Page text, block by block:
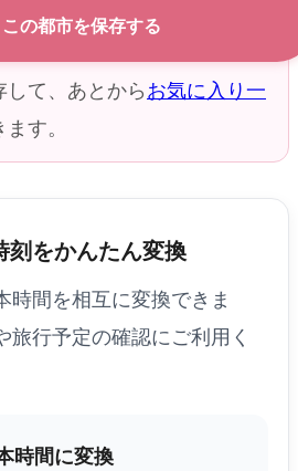
の都市を保存する
て、あとからお気に入り一
す。
刻をかんたん変換
時間を相互に変換できま
旅行予定の確認にご利用く
時間に変換